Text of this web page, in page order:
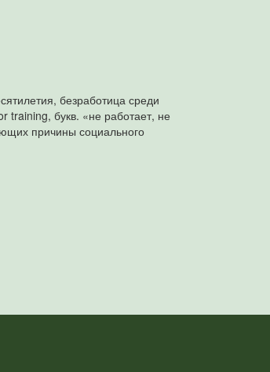
безработица среди
training, букв. «не работает, не
причины социального